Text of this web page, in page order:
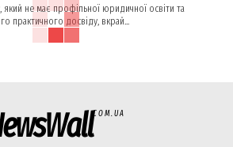
не має профільної юридичної освіти та
практичного досвіду, вкрай...
COM.UA